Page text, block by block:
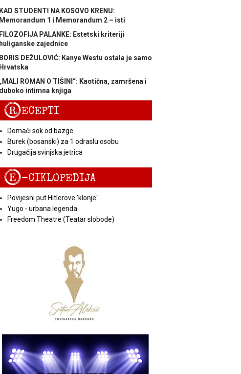
KAD STUDENTI NA KOSOVO KRENU:
Memorandum 1 i Memorandum 2 – isti
FILOZOFIJA PALANKE: Estetski kriteriji
huliganske zajednice
BORIS DEŽULOVIĆ: Kanye Westu ostala je samo
Hrvatska
„MALI ROMAN O TIŠINI“: Kaotična, zamršena i
duboko intimna knjiga
RECEPTI
Domaći sok od bazge
Burek (bosanski) za 1 odraslu osobu
Drugačija svinjska jetrica
E-CIKLOPEDIJA
Povijesni put Hitlerove 'klonje'
Yugo - urbana legenda
Freedom Theatre (Teatar slobode)